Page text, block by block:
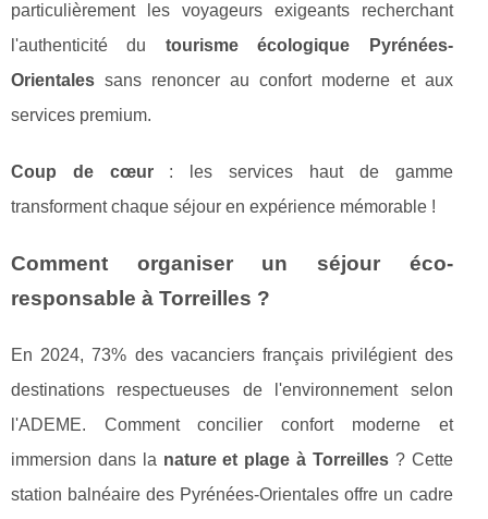
particulièrement les voyageurs exigeants recherchant
l'authenticité du tourisme écologique Pyrénées-
Orientales sans renoncer au confort moderne et aux
services premium.
Coup de cœur: les services haut de gamme
transforment chaque séjour en expérience mémorable !
Comment organiser un séjour éco-
responsable à Torreilles ?
En 2024, 73% des vacanciers français privilégient des
destinations respectueuses de l'environnement selon
l'ADEME. Comment concilier confort moderne et
immersion dans la nature et plage à Torreilles? Cette
station balnéaire des Pyrénées-Orientales offre un cadre